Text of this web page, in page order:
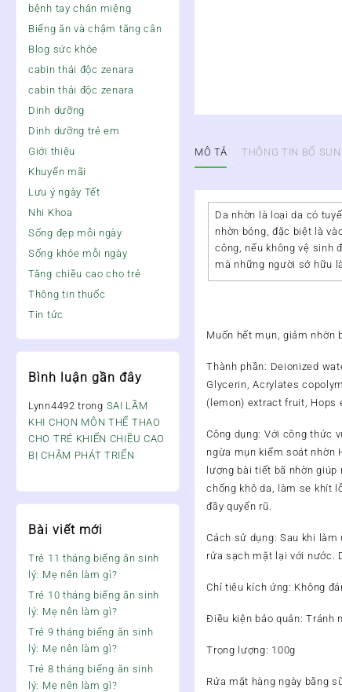
bệnh tay chân miệng
Biếng ăn và chậm tăng cân
Blog sức khỏe
cabin thải độc zenara
cabin thải độc zenara
Dinh dưỡng
Dinh dưỡng trẻ em
Giới thiệu
Khuyến mãi
Lưu ý ngày Tết
Nhi Khoa
Sống đẹp mỗi ngày
Sống khỏe mỗi ngày
Tăng chiều cao cho trẻ
Thông tin thuốc
Tin tức
Bình luận gần đây
Lynn4492 trong SAI LẦM
KHI CHỌN MÔN THỂ THAO
CHO TRẺ KHIẾN CHIỀU CAO
BỊ CHẬM PHÁT TRIỂN
Bài viết mới
Trẻ 11 tháng biếng ăn sinh
lý: Mẹ nên làm gì?
Trẻ 10 tháng biếng ăn sinh
lý: Mẹ nên làm gì?
Trẻ 9 tháng biếng ăn sinh
lý: Mẹ nên làm gì?
Trẻ 8 tháng biếng ăn sinh
lý: Mẹ nên làm gì?
MÔ TẢ THÔNG TIN BỔ
Da nhờn là loại da có
nhờn bóng, đặc biệt là
công, nếu không vệ sinh
mà những người sở hữu
Muốn hết mụn, giảm nhờn
Thành phần: Deionized
Glycerin, Acrylates
(lemon) extract fruit, Hops
Công dụng: Với công thức
ngừa mụn kiểm soát nhờn
lượng bài tiết bã nhờn giúp
chống khô da, làm se khít
đầy quyến rũ.
Cách sử dụng: Sau khi làm
rửa sạch mặt lại với nước.
Chỉ tiêu kích ứng: Không
Điều kiện bảo quản: Tránh
Trọng lượng: 100g
Rửa mặt hàng ngày bằng